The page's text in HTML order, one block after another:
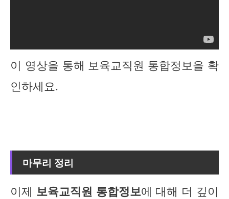
이 영상을 통해 보육교직원 통합정보을 확
인하세요.
마무리 정리
이제 보육교직원 통합정보에 대해 더 깊이